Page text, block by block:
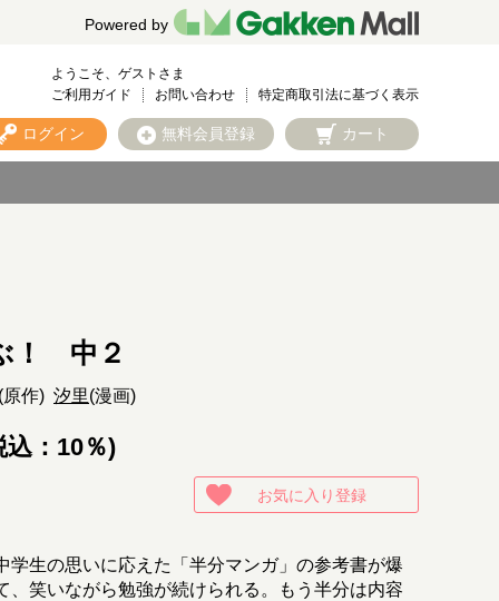
Powered by
ようこそ、ゲストさま
ご利用ガイド
お問い合わせ 特定商取引法に基づく表示
ログイン 無料会員登録 カート
！ 中２
原作) 汐里(漫画)
：10％)
お気に入り登録
生の思いに応えた「半分マンガ」の参考書が爆
笑いながら勉強が続けられる。もう半分は内容